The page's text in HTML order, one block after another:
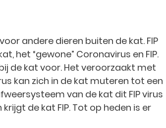
andere dieren buiten de kat. FIP
het “gewone” Coronavirus en FIP.
de kat voor. Het veroorzaakt met
kan zich in de kat muteren tot een
van de kat dit FIP virus
de kat FIP. Tot op heden is er